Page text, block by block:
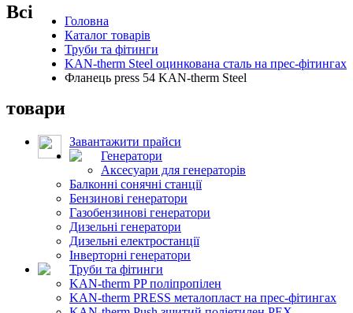
Головна
Каталог товарів
Труби та фітинги
KAN-therm Steel оцинкована сталь на прес-фітингах
Фланець press 54 KAN-therm Steel
Всі
товари
Завантажити прайси
Генератори
Аксесуари для генераторів
Балконні сонячні станції
Бензинові генератори
Газобензинові генератори
Дизельні генератори
Дизельні електростанції
Інверторні генератори
Труби та фітинги
KAN-therm PP поліпропілен
KAN-therm PRESS металопласт на прес-фітингах